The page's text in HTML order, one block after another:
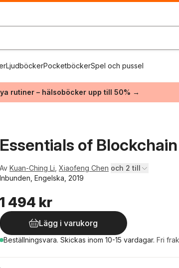
LjudböckerPocketböckerSpel och pussel
rutiner – hälsoböcker upp till 50% →
Essentials of
Av Kuan-Ching Li Xiaofeng Chen och 2 till
Inbunden, Engelska, 2019
1 494 kr
Lägg i varukorg
Beställningsvara. Skickas inom 10-15 vardagar. Fri